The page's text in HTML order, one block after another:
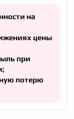
на
цены
при
потерю